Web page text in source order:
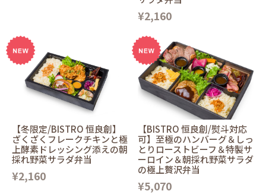
¥2,160
【冬限定/BISTRO 恒良創】
ざくざくフレークチキンと極
上酵素ドレッシング添えの朝
採れ野菜サラダ弁当
¥2,160
【BISTRO 恒良創/熨斗対応
可】至極のハンバーグ＆しっ
とりローストビーフ＆特製サ
ーロイン＆朝採れ野菜サラダ
の極上贅沢弁当
¥5,070